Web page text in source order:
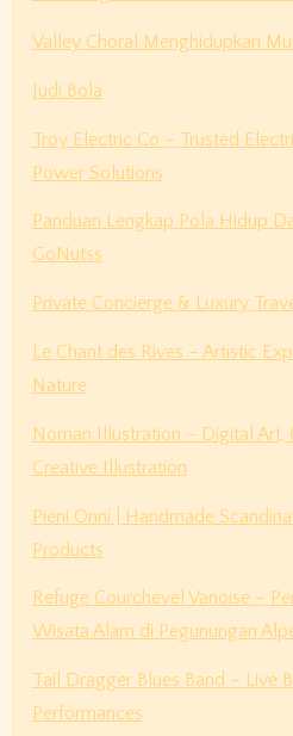
Valley Choral Menghidupkan
Judi Bola
Troy Electric Co – Trusted
Power Solutions
Panduan Lengkap Pola Hidup
GoNutss
Private Concierge & Luxury
Le Chant des Rives – Artistic
Nature
Noman Illustration – Digital Art,
Creative Illustration
Pieni Onni | Handmade
Products
Refuge Courchevel Vanoise –
Wisata Alam di Pegunungan
Tail Dragger Blues Band – Live
Performances